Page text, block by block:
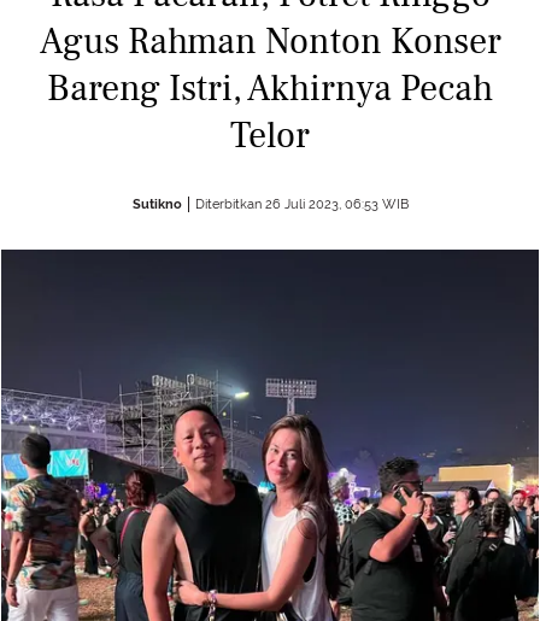
Agus Rahman Nonton Konser
Bareng Istri, Akhirnya Pecah
Telor
Sutikno Diterbitkan 26 Juli 2023, 06:53 WIB